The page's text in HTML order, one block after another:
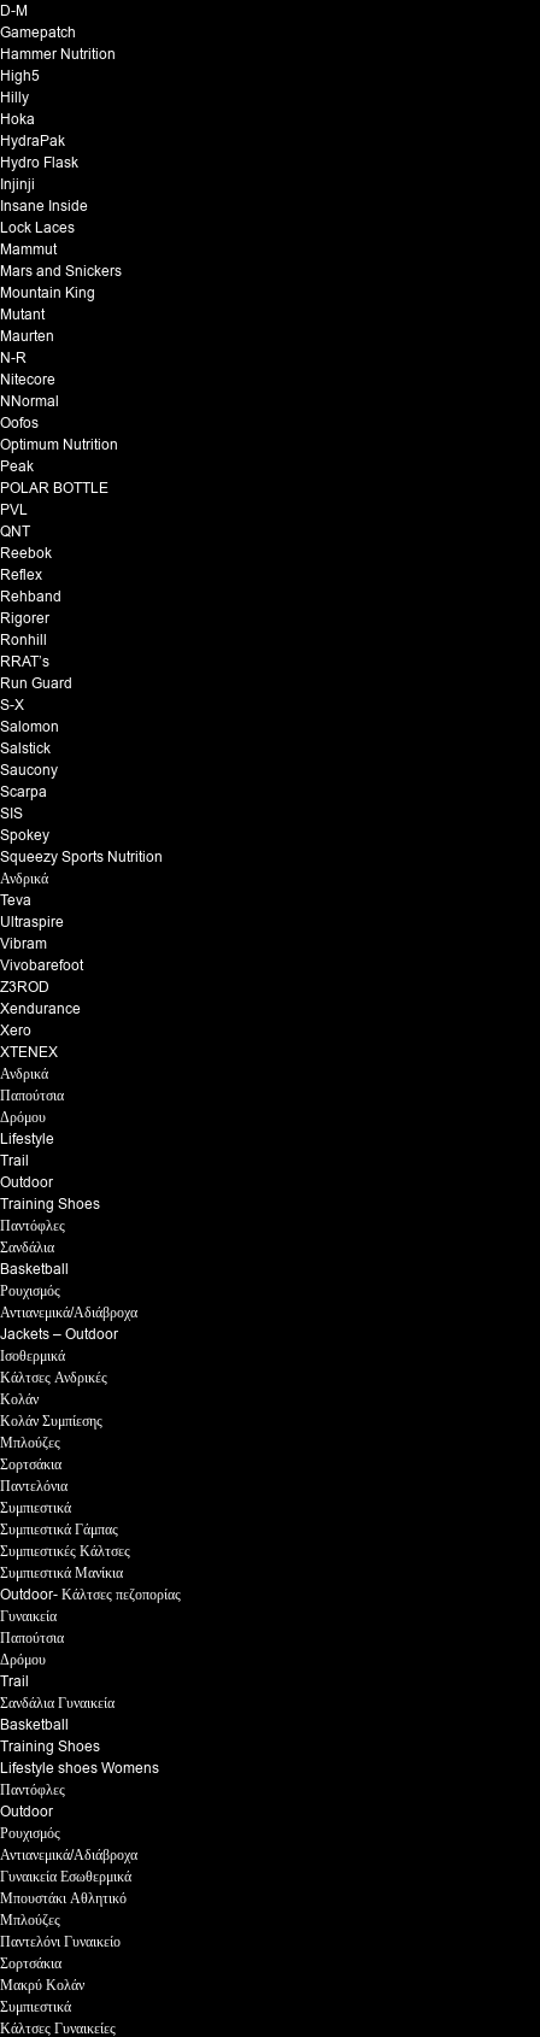
D-M
Gamepatch
Hammer Nutrition
High5
Hilly
Hoka
HydraPak
Hydro Flask
Injinji
Insane Inside
Lock Laces
Mammut
Mars and Snickers
Mountain King
Mutant
Maurten
N-R
Nitecore
NNormal
Oofos
Optimum Nutrition
Peak
POLAR BOTTLE
PVL
QNT
Reebok
Reflex
Rehband
Rigorer
Ronhill
RRAT’s
Run Guard
S-X
Salomon
Salstick
Saucony
Scarpa
SIS
Spokey
Squeezy Sports Nutrition
Ανδρικά
Teva
Ultraspire
Vibram
Vivobarefoot
Z3ROD
Xendurance
Xero
XTENEX
Ανδρικά
Παπούτσια
Δρόμου
Lifestyle
Trail
Outdoor
Training Shoes
Παντόφλες
Σανδάλια
Basketball
Ρουχισμός
Αντιανεμικά/Αδιάβροχα
Jackets – Outdoor
Ισοθερμικά
Κάλτσες Ανδρικές
Κολάν
Κολάν Συμπίεσης
Μπλούζες
Σορτσάκια
Παντελόνια
Συμπιεστικά
Συμπιεστικά Γάμπας
Συμπιεστικές Κάλτσες
Συμπιεστικά Μανίκια
Outdoor- Κάλτσες πεζοπορίας
Γυναικεία
Παπούτσια
Δρόμου
Trail
Σανδάλια Γυναικεία
Basketball
Training Shoes
Lifestyle shoes Womens
Παντόφλες
Outdoor
Ρουχισμός
Αντιανεμικά/Αδιάβροχα
Γυναικεία Εσωθερμικά
Μπουστάκι Αθλητικό
Μπλούζες
Παντελόνι Γυναικείο
Σορτσάκια
Μακρύ Κολάν
Συμπιεστικά
Κάλτσες Γυναικείες